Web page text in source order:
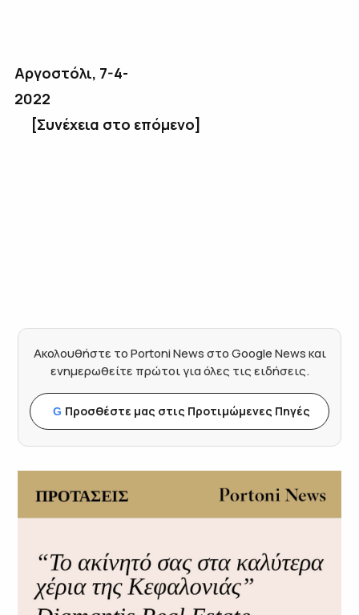
Αργοστόλι, 7-4-
2022
[Συνέχεια στο επόμενο]
Ακολουθήστε το Portoni News στο Google News και
ενημερωθείτε πρώτοι για όλες τις ειδήσεις.
G Προσθέστε μας στις Προτιμώμενες Πηγές